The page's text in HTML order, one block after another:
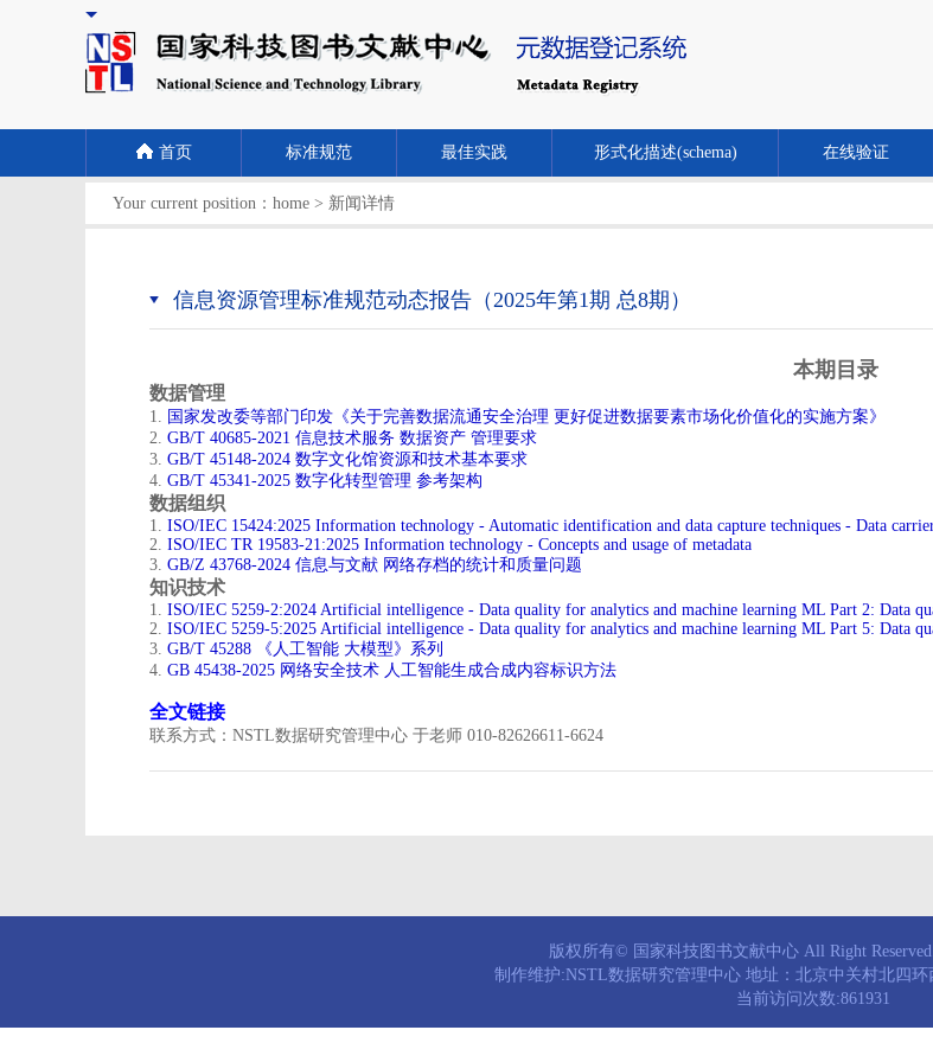
首页 标准规范 最佳实践 形式化描述(schema) 在线验证
Your current position： home > 新闻详情
信息资源管理标准规范动态报告（2025年第1期 总8期）
本期目录
数据管理
​1. 国家发改委等部门印发《关于完善数据流通安全治理 更好促进数据要素市场化价值化的实施方案》
2. GB/T 40685-2021 信息技术服务 数据资产 管理要求
​3. GB/T 45148-2024 数字文化馆资源和技术基本要求
4. GB/T 45341-2025 数字化转型管理 参考架构
数据组织
1. ISO/IEC 15424:2025 Information technology - Automatic identification and data capture techniques - Data
2. ISO/IEC TR 19583-21:2025 Information technology - Concepts and usage of metadata
3. GB/Z 43768-2024 信息与文献 网络存档的统计和质量问题
知识技术
​1. ISO/IEC 5259-2:2024 Artificial intelligence - Data quality for analytics and machine learning ML Part 2: Data
2. ISO/IEC 5259-5:2025 Artificial intelligence - Data quality for analytics and machine learning ML Part 5: Data
3. GB/T 45288 《人工智能 大模型》系列
4. GB 45438-2025 网络安全技术 人工智能生成合成内容标识方法
全文链接
联系方式：NSTL数据研究管理中心 于老师 010-82626611-6624
版权所有© 国家科技图书文献中心 All Right
制作维护:NSTL数据研究管理中心 地址：北京中关村北四环
当前访问次数:861931